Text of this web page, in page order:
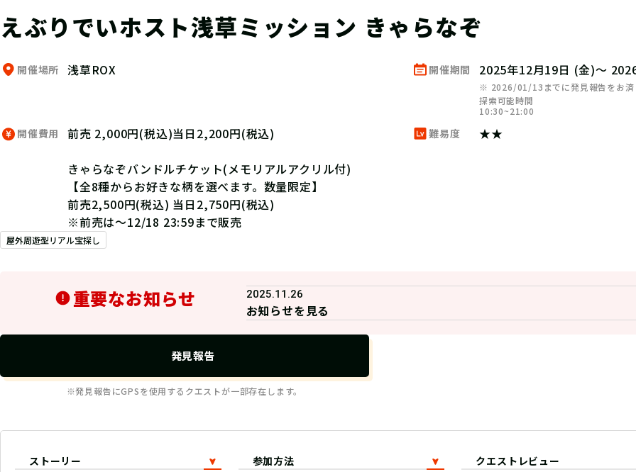
えぶりでいホスト浅草ミッション きゃらなぞ
開催場所 浅草ROX 開催期間 2025年12月19日 (金)～
※ 2026/01/13までに発見報告をお済
探索可能時間
10:30~21:00​​
開催費用 前売 2,000円(税込)当日2,200円(税込)
きゃらなぞバンドルチケット(メモリアルアクリル付)
【全8種からお好きな柄を選べます。数量限定】
前売2,500円(税込) 当日2,750円(税込)
※前売は～12/18 23:59まで販売
難易度 ★★
屋外周遊型リアル宝探し
重要なお知らせ 2025.11.26
お知らせを見る
発見報告
※発見報告にGPSを使用するクエストが一部存在します。
ストーリー 参加方法 クエストレビュー